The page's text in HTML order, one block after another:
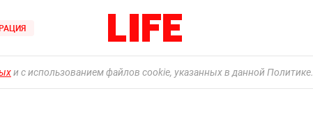
и с использованием файлов cookie, указанных в данной Политике.